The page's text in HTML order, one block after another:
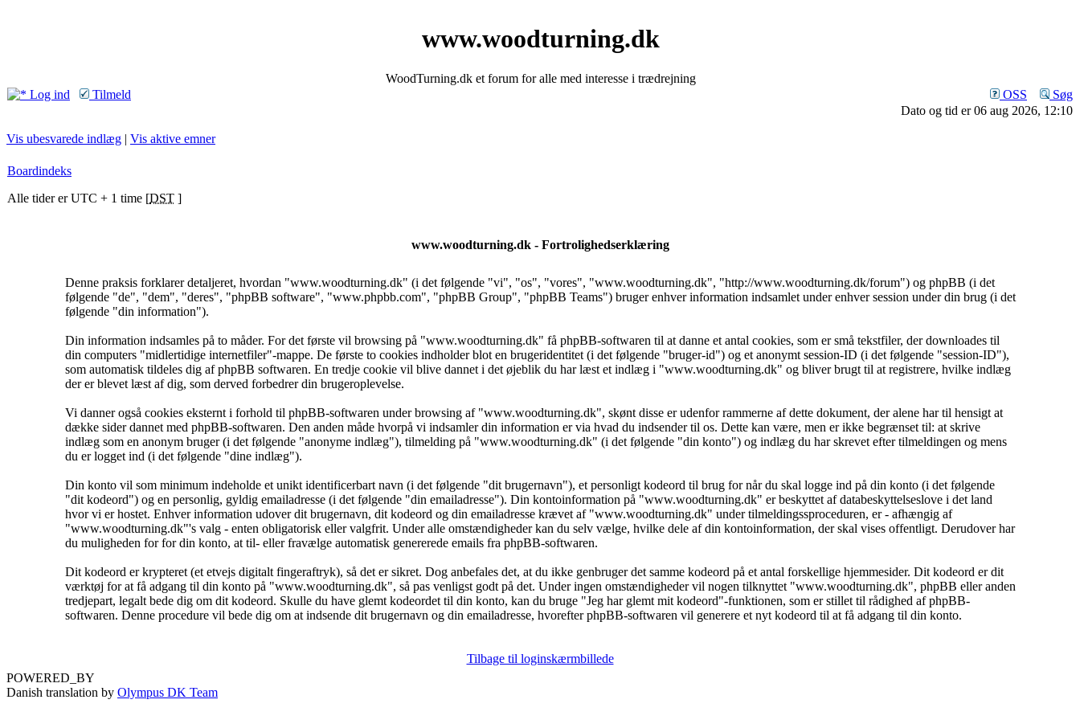
www.woodturning.dk
WoodTurning.dk et forum for alle med interesse i trædrejning
Log ind
Tilmeld OSS
Søg
Dato og tid er 06 aug 2026, 12:10
Vis ubesvarede indlæg | Vis aktive emner
Boardindeks
Alle tider er UTC + 1 time [DST ]
www.woodturning.dk - Fortrolighedserklæring
Denne praksis forklarer detaljeret, hvordan "www.woodturning.dk" (i det følgende "vi", "os", "vores", "www.woodturning.dk", "http://www.woodturning.dk/forum") og phpBB (i det
følgende "de", "dem", "deres", "phpBB software", "www.phpbb.com", "phpBB Group", "phpBB Teams") bruger enhver information indsamlet under enhver session under din brug (i det
følgende "din information").
Din information indsamles på to måder. For det første vil browsing på "www.woodturning.dk" få phpBB-softwaren til at danne et antal cookies, som er små tekstfiler, der downloades til
din computers "midlertidige internetfiler"-mappe. De første to cookies indholder blot en brugeridentitet (i det følgende "bruger-id") og et anonymt session-ID (i det følgende "session-ID"),
som automatisk tildeles dig af phpBB softwaren. En tredje cookie vil blive dannet i det øjeblik du har læst et indlæg i "www.woodturning.dk" og bliver brugt til at registrere, hvilke indlæg
der er blevet læst af dig, som derved forbedrer din brugeroplevelse.
Vi danner også cookies eksternt i forhold til phpBB-softwaren under browsing af "www.woodturning.dk", skønt disse er udenfor rammerne af dette dokument, der alene har til hensigt at
dække sider dannet med phpBB-softwaren. Den anden måde hvorpå vi indsamler din information er via hvad du indsender til os. Dette kan være, men er ikke begrænset til: at skrive
indlæg som en anonym bruger (i det følgende "anonyme indlæg"), tilmelding på "www.woodturning.dk" (i det følgende "din konto") og indlæg du har skrevet efter tilmeldingen og mens
du er logget ind (i det følgende "dine indlæg").
Din konto vil som minimum indeholde et unikt identificerbart navn (i det følgende "dit brugernavn"), et personligt kodeord til brug for når du skal logge ind på din konto (i det følgende
"dit kodeord") og en personlig, gyldig emailadresse (i det følgende "din emailadresse"). Din kontoinformation på "www.woodturning.dk" er beskyttet af databeskyttelseslove i det land
hvor vi er hostet. Enhver information udover dit brugernavn, dit kodeord og din emailadresse krævet af "www.woodturning.dk" under tilmeldingssproceduren, er - afhængig af
"www.woodturning.dk"'s valg - enten obligatorisk eller valgfrit. Under alle omstændigheder kan du selv vælge, hvilke dele af din kontoinformation, der skal vises offentligt. Derudover har
du muligheden for for din konto, at til- eller fravælge automatisk genererede emails fra phpBB-softwaren.
Dit kodeord er krypteret (et etvejs digitalt fingeraftryk), så det er sikret. Dog anbefales det, at du ikke genbruger det samme kodeord på et antal forskellige hjemmesider. Dit kodeord er dit
værktøj for at få adgang til din konto på "www.woodturning.dk", så pas venligst godt på det. Under ingen omstændigheder vil nogen tilknyttet "www.woodturning.dk", phpBB eller anden
tredjepart, legalt bede dig om dit kodeord. Skulle du have glemt kodeordet til din konto, kan du bruge "Jeg har glemt mit kodeord"-funktionen, som er stillet til rådighed af phpBB-
softwaren. Denne procedure vil bede dig om at indsende dit brugernavn og din emailadresse, hvorefter phpBB-softwaren vil generere et nyt kodeord til at få adgang til din konto.
Tilbage til loginskærmbillede
POWERED_BY
Danish translation by Olympus DK Team